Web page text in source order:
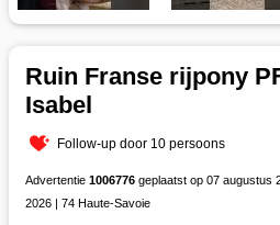
Ruin Franse rijpony
Isabel
Follow-up door 10 persoons
Advertentie 1006776 geplaatst op 07 augustus
2026 | 74 Haute-Savoie